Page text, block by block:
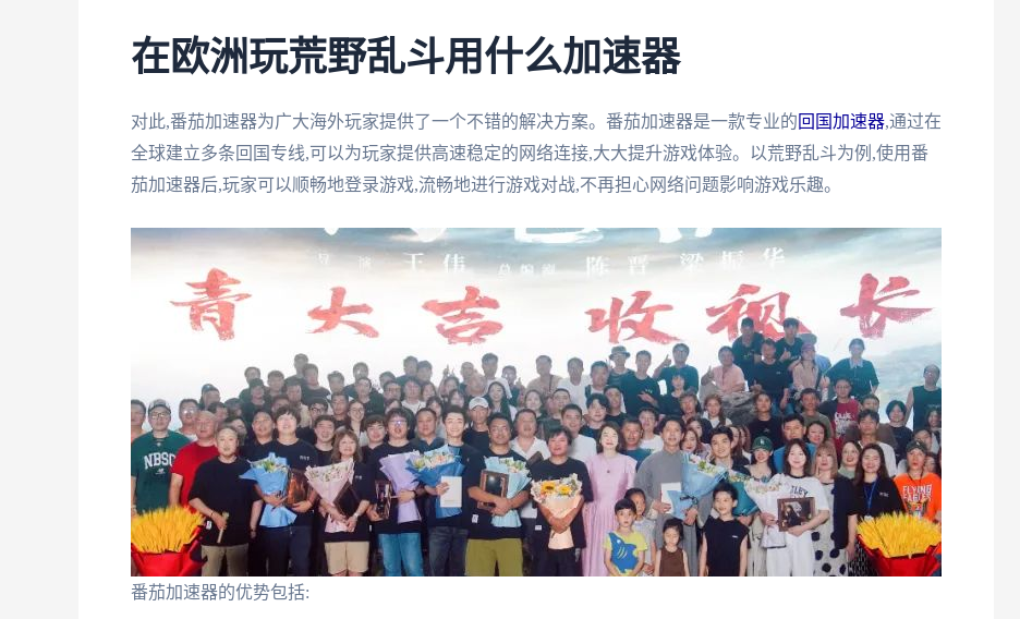
在欧洲玩荒野乱斗用什么加速器
对此,番茄加速器为广大海外玩家提供了一个不错的解决方案。番茄加速器是一款专业的回国加速器,通过在
全球建立多条回国专线,可以为玩家提供高速稳定的网络连接,大大提升游戏体验。以荒野乱斗为例,使用番
茄加速器后,玩家可以顺畅地登录游戏,流畅地进行游戏对战,不再担心网络问题影响游戏乐趣。
番茄加速器的优势包括: